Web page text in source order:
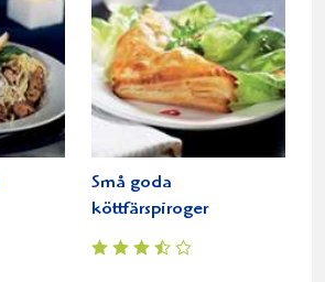
Små goda
köttfärspiroger